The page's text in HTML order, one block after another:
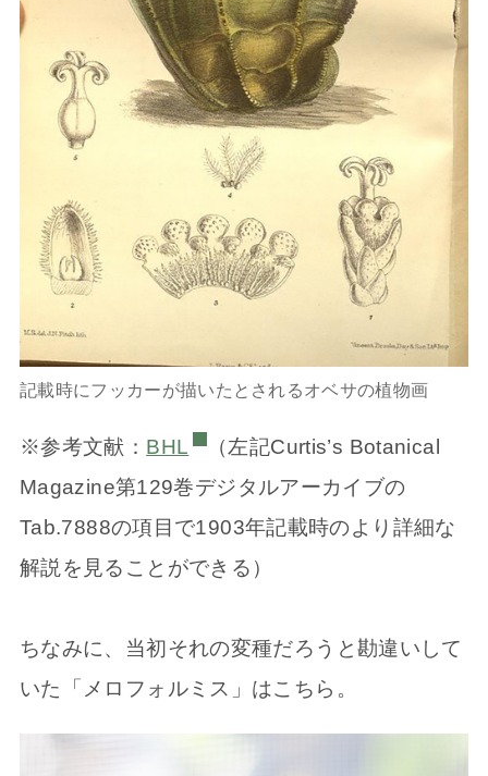
記載時にフッカーが描いたとされるオベサの植物画
※参考文献： BHL
（左記Curtis’s Botanical
Magazine第129巻デジタルアーカイブの
Tab.7888の項目で1903年記載時のより詳細な
解説を見ることができる）
ちなみに、当初それの変種だろうと勘違いして
いた「メロフォルミス」はこちら。